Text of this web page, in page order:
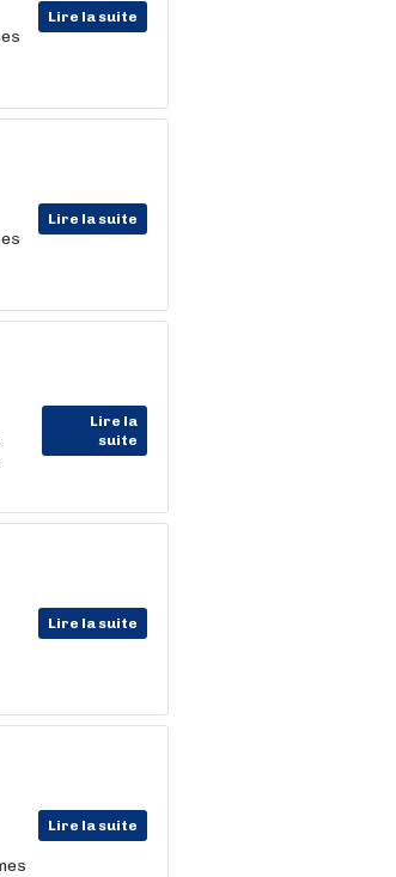
Lire la suite
Lire la suite
Lire la
suite
Lire la suite
Lire la suite